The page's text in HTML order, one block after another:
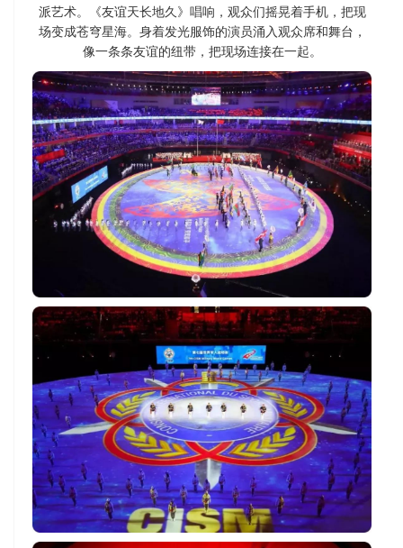
派艺术。
《友谊天长地久》唱响，观众们摇晃着手机，把现
场变成苍穹星海。 身着发光服饰的演员涌入观众席和舞台，
像一条条友谊的纽带，把现场连接在一起。